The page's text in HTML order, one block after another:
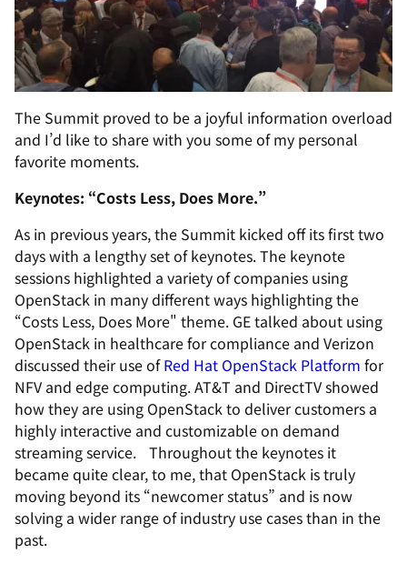
The Summit proved to be a joyful information overload
and I’d like to share with you some of my personal
favorite moments.
Keynotes: “Costs Less, Does More.”
As in previous years, the Summit kicked off its first two
days with a lengthy set of keynotes. The keynote
sessions highlighted a variety of companies using
OpenStack in many different ways highlighting the
“Costs Less, Does More" theme. GE talked about using
OpenStack in healthcare for compliance and Verizon
discussed their use ofRed Hat OpenStack Platform for
NFV and edge computing. AT&T and DirectTV showed
how they are using OpenStack to deliver customers a
highly interactive and customizable on demand
streaming service. Throughout the keynotes it
became quite clear, to me, that OpenStack is truly
moving beyond its “newcomer status” and is now
solving a wider range of industry use cases than in the
past.